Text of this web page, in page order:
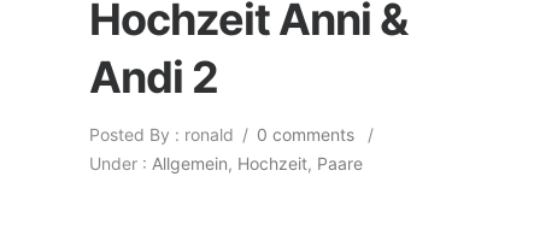
Hochzeit Anni &
Andi 2
Posted By : ronald / 0 comments
/
Under : Allgemein, Hochzeit, Paare